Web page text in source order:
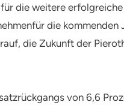
die weitere
die kommenden
die Zukunft der
von 6,6